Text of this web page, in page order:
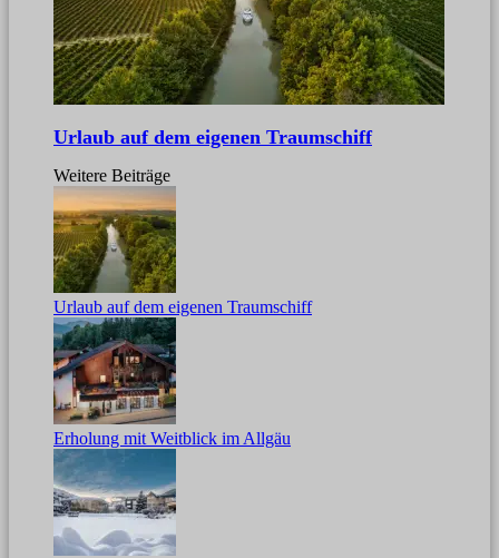
Urlaub auf dem eigenen Traumschiff
Weitere Beiträge
Urlaub auf dem eigenen Traumschiff
Erholung mit Weitblick im Allgäu